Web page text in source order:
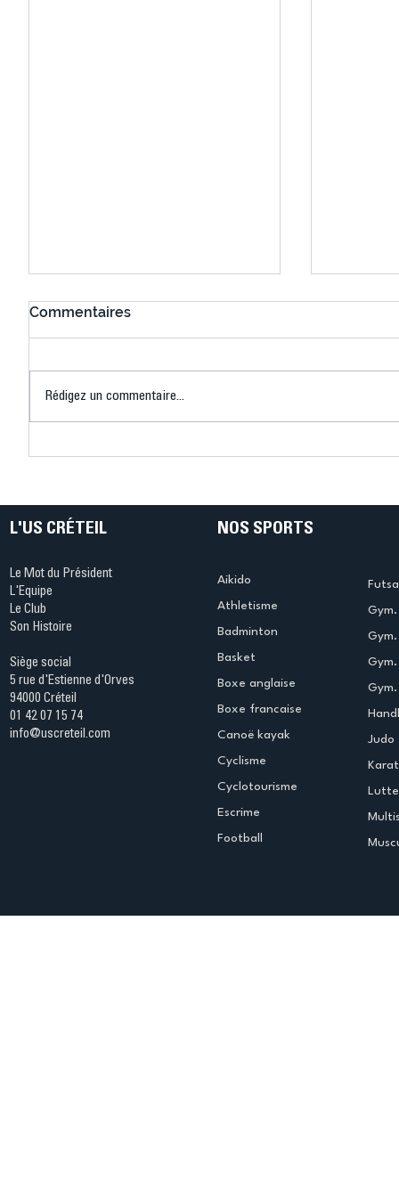
Commentaires
Rédigez un commentaire...
L'US CRÉTEIL
Le Mot du Président
L'Equipe
Le Club
Son Histoire
Siège social
5 rue d'Estienne d'Orves
94000 Créteil
01 42 07 15 74
info@uscreteil.com
NOS SPORTS
Aikido
Athletisme
Badminton
Basket
Boxe anglaise
Boxe francaise
Canoë kayak
Cyclisme
Cyclotourisme
Escrime
Football
Judo
Lutte